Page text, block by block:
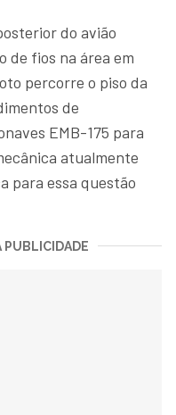
do avião
de fios na área em
percorre o piso da
de
EMB-175 para
atualmente
para essa questão
PUBLICIDADE